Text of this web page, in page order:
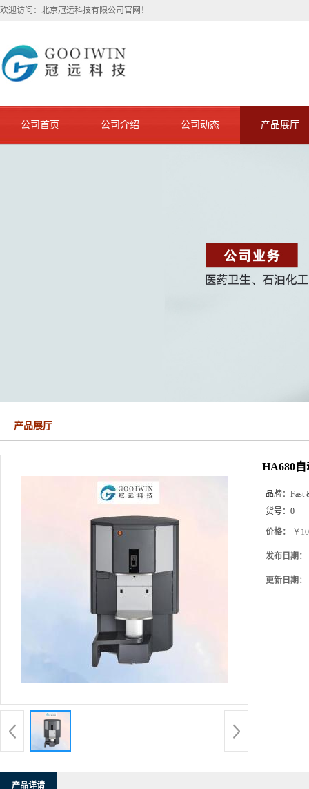
欢迎访问：北京冠远科技有限公司官网！
公司首页 公司介绍 公司动态 产品展厅
产品展厅
HA680
品牌： Fast
货号： 0
价格： ￥
发布日期：
更新日期：
产品详请